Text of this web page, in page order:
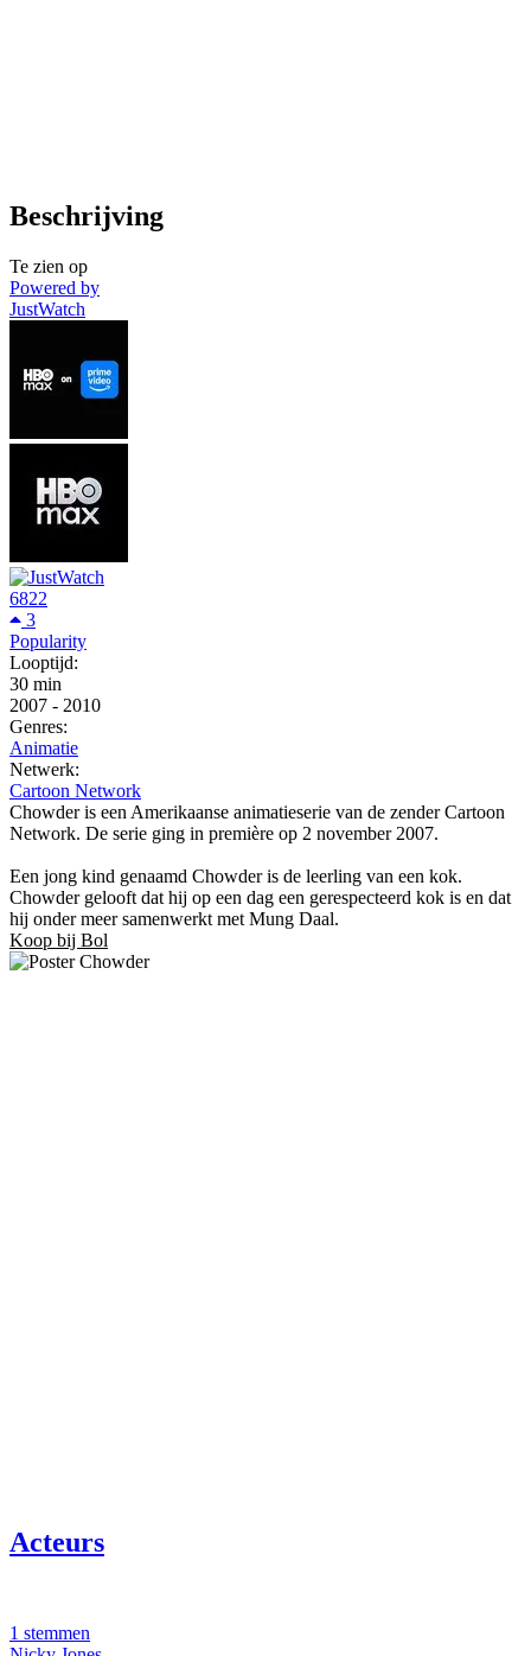
Beschrijving
Te zien op
Powered by
JustWatch
6822
3
Popularity
Looptijd:
30 min
2007 - 2010
Genres:
Animatie
Netwerk:
Cartoon Network
Chowder is een Amerikaanse animatieserie van de zender Cartoon
Network. De serie ging in première op 2 november 2007.
Een jong kind genaamd Chowder is de leerling van een kok.
Chowder gelooft dat hij op een dag een gerespecteerd kok is en dat
hij onder meer samenwerkt met Mung Daal.
Koop bij Bol
Acteurs
1 stemmen